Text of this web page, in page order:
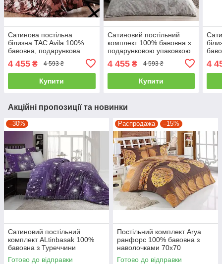
Сатинова постільна
білизна TAC Avila 100%
бавовна, подарункова
наволочки
4 455 ₴ 4 593 ₴
Купити
Сатиновий постільний
комплект 100% бавовна з
подарунковою упаковкою
4 455₴ 4 593 ₴
Купити
4
Акційні пропозиції та новинки
–30%
Сатиновий постільний
комплект ALtinbasak 100%
бавовна з Туреччини
двоспальний - євро
Готово до відправки
Распродажа –15%
Постільний комплект Arya
ранфорс 100% бавовна з
наволочками 70x70
полуторний
Готово до відправки